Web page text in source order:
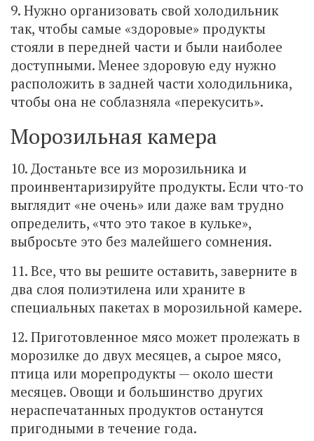
9. Нужно организовать свой холодильник
так, чтобы самые «здоровые» продукты
стояли в передней части и были наиболее
доступными. Менее здоровую еду нужно
расположить в задней части холодильника,
чтобы она не соблазняла «перекусить».
Морозильная камера
10. Достаньте все из морозильника и
проинвентаризируйте продукты. Если что-то
выглядит «не очень» или даже вам трудно
определить, «что это такое в кульке»,
выбросьте это без малейшего сомнения.
11. Все, что вы решите оставить, заверните в
два слоя полиэтилена или храните в
специальных пакетах в морозильной камере.
12. Приготовленное мясо может пролежать в
морозилке до двух месяцев, а сырое мясо,
птица или морепродукты — около шести
месяцев. Овощи и большинство других
нераспечатанных продуктов останутся
пригодными в течение года.